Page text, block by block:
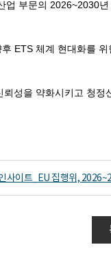
사이트_EU 집행위,